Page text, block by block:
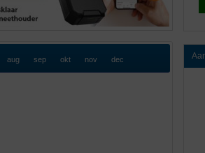
aug sep okt nov dec